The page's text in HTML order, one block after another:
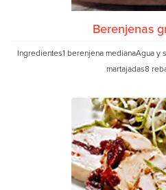
Berenjenas
Ingredientes1 berenjena medianaAgua y
martajadas8